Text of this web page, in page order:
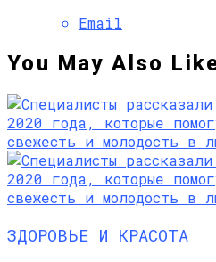
Email
You May Also
ЗДОРОВЬЕ И КРАСОТА